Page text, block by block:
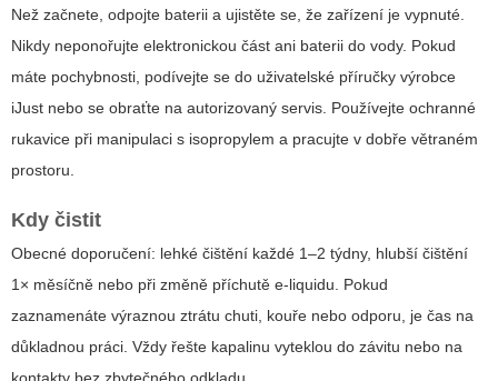
Než začnete, odpojte baterii a ujistěte se, že zařízení je vypnuté.
Nikdy neponořujte elektronickou část ani baterii do vody. Pokud
máte pochybnosti, podívejte se do uživatelské příručky výrobce
iJust nebo se obraťte na autorizovaný servis. Používejte ochranné
rukavice při manipulaci s isopropylem a pracujte v dobře větraném
prostoru.
Kdy čistit
Obecné doporučení: lehké čištění každé 1–2 týdny, hlubší čištění
1× měsíčně nebo při změně příchutě e-liquidu. Pokud
zaznamenáte výraznou ztrátu chuti, kouře nebo odporu, je čas na
důkladnou práci. Vždy řešte kapalinu vyteklou do závitu nebo na